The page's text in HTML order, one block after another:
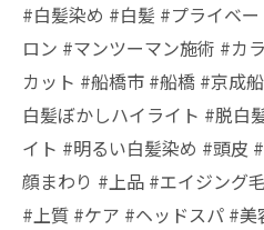
#白髪染め #白髪 #プライベ
ロン #マンツーマン施術 #カ
カット #船橋市 #船橋 #京成
白髪ぼかしハイライト #脱
イト #明るい白髪染め #頭皮
顔まわり #上品 #エイジング
#上質 #ケア #ヘッドスパ #